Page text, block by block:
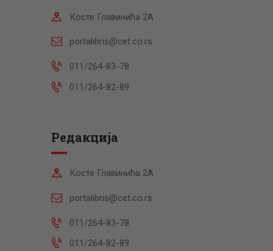
Косте Главинића 2А
portalibris@cet.co.rs
011/264-83-78
011/264-82-89
Редакција
Косте Главинића 2А
portalibris@cet.co.rs
011/264-83-78
011/264-82-89